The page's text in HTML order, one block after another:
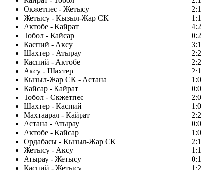
Окжетпес - Жетысу
2:1
Жетысу - Кызыл-Жар СК
1:1
Актобе - Кайрат
4:2
Тобол - Кайсар
0:2
Каспий - Аксу
3:1
Шахтер - Атырау
2:2
Каспий - Актобе
2:2
Аксу - Шахтер
2:1
Кызыл-Жар СК - Астана
1:0
Кайсар - Кайрат
0:0
Тобол - Окжетпес
2:0
Шахтер - Каспий
1:0
Махтаарал - Кайрат
2:2
Астана - Атырау
0:0
Актобе - Кайсар
1:0
Ордабасы - Кызыл-Жар СК
2:1
Жетысу - Аксу
1:1
Атырау - Жетысу
0:1
Каспий - Жетысу
1:2